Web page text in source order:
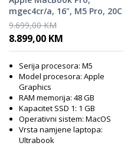
mgec4cr/a, 16", M5 Pro, 20C
GPU, 48GB RAM, 1TB SSD,
Space Black, laptop
9.699,00 KM
8.899,00 KM
Serija procesora: M5
Model procesora: Apple
Graphics
RAM memorija: 48 GB
Kapacitet SSD 1: 1 GB
Operativni sistem: MacOS
Vrsta namjene laptopa:
Ultrabook